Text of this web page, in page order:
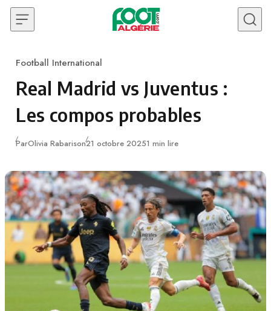
Skip to content
Category
Football International
Real Madrid vs Juventus :
Les compos probables
ParOlivia RabarisonPublié
21 octobre 20251 min lire